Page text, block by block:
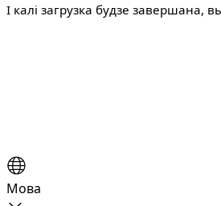
І калі загрузка будзе
Мова